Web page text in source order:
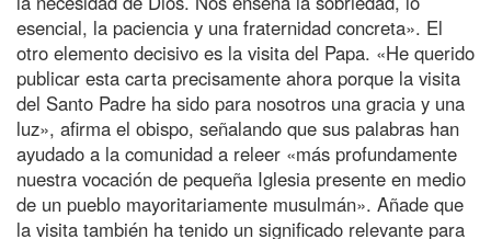
esencial, la paciencia y una fraternidad concreta». El
otro elemento decisivo es la visita del Papa. «He querido
publicar esta carta precisamente ahora porque la visita
del Santo Padre ha sido para nosotros una gracia y una
luz», afirma el obispo, señalando que sus palabras han
ayudado a la comunidad a releer «más profundamente
nuestra vocación de pequeña Iglesia presente en medio
de un pueblo mayoritariamente musulmán». Añade que
la visita también ha tenido un significado relevante para